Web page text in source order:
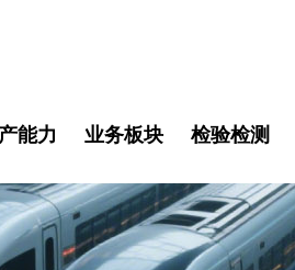
能力 业务板块 检验检测